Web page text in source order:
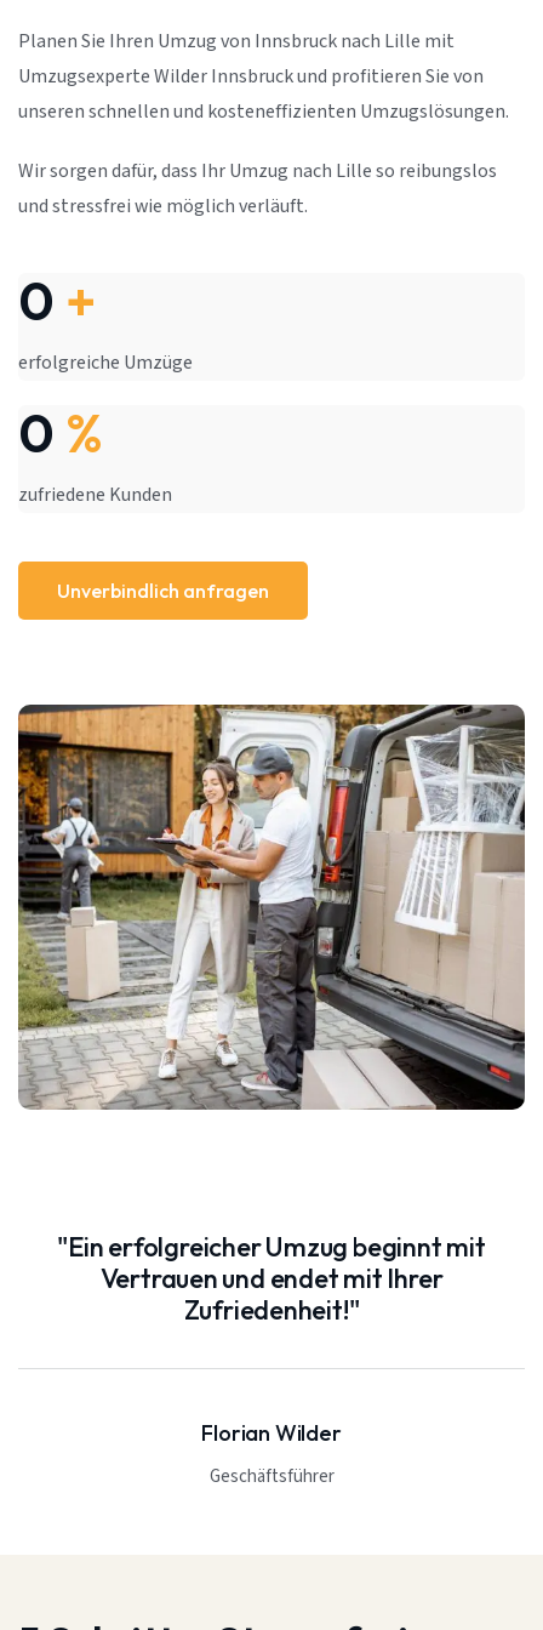
"Ein erfolgreicher Umzug beginnt mit
Vertrauen und endet mit Ihrer
Zufriedenheit!"
Florian Wilder
Geschäftsführer
Planen Sie Ihren Umzug von Innsbruck nach Lille mit
Umzugsexperte Wilder Innsbruck und profitieren Sie von
unseren schnellen und kosteneffizienten Umzugslösungen.
Wir sorgen dafür, dass Ihr Umzug nach Lille so reibungslos
und stressfrei wie möglich verläuft.
0 +
erfolgreiche Umzüge
0 %
zufriedene Kunden
Unverbindlich anfragen